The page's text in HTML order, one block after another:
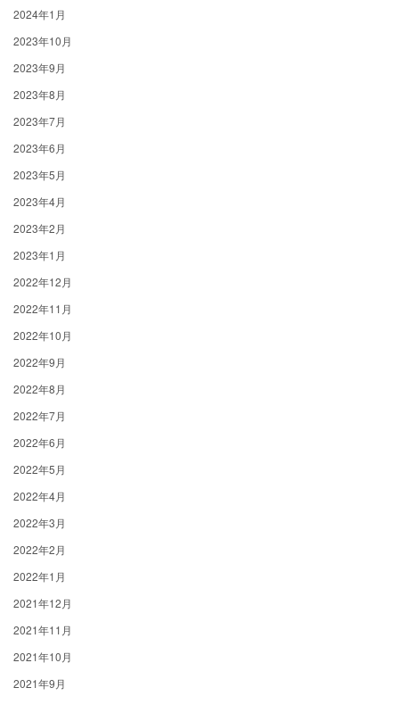
2024年1月
2023年10月
2023年9月
2023年8月
2023年7月
2023年6月
2023年5月
2023年4月
2023年2月
2023年1月
2022年12月
2022年11月
2022年10月
2022年9月
2022年8月
2022年7月
2022年6月
2022年5月
2022年4月
2022年3月
2022年2月
2022年1月
2021年12月
2021年11月
2021年10月
2021年9月